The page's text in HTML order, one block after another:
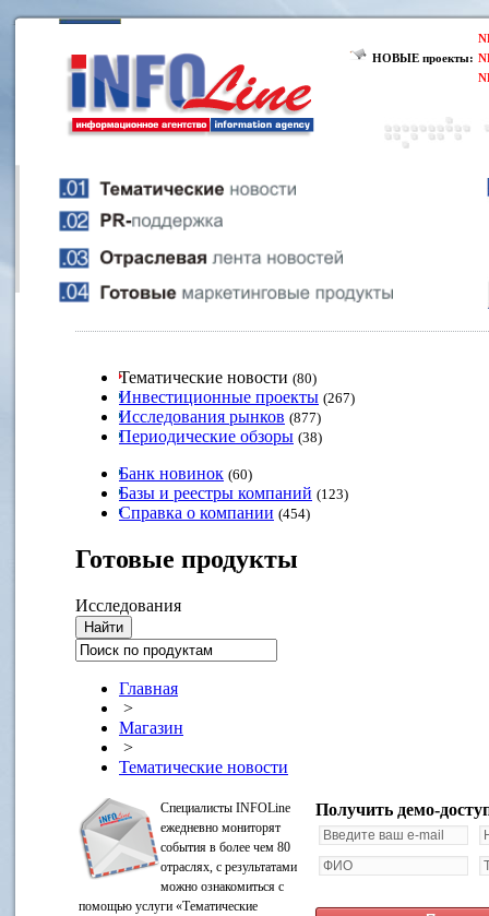
НОВЫЕ проекты:
Тематические новости (80)
Инвестиционные проекты (267)
Исследования рынков (877)
Периодические обзоры (38)
Банк новинок (60)
Базы и реестры компаний (123)
Справка о компании (454)
Готовые продукты
Исследования
Главная
>
Магазин
>
Тематические новости
Специалисты INFOLine
ежедневно мониторят
события в более чем 80
отраслях, с результатами
можно ознакомиться с
помощью услуги «Тематические
Получить демо-